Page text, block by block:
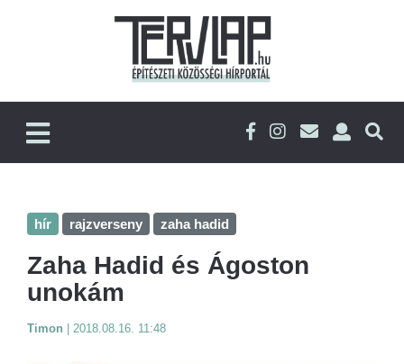
hír rajzverseny zaha hadid
Zaha Hadid és Ágoston
unokám
Timon 2018.08.16. 11:48